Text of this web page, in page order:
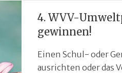
4. WVV-
gewinnen!
Einen Schul- oder
ausrichten oder das